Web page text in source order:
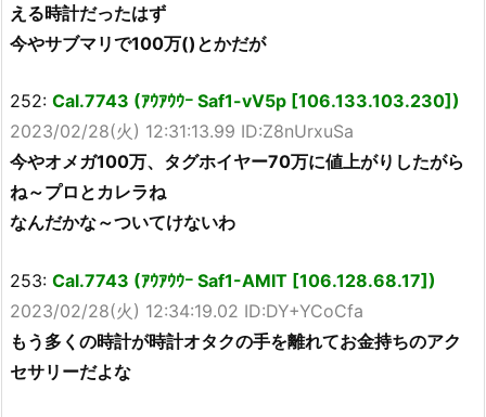
える時計だったはず
今やサブマリで100万()とかだが
252: Cal.7743 (ｱｳｱｳｳｰ Saf1-vV5p [106.133.103.230])
2023/02/28(火) 12:31:13.99 ID:Z8nUrxuSa
今やオメガ100万、タグホイヤー70万に値上がりしたがら
ね～プロとカレラね
なんだかな～ついてけないわ
253: Cal.7743 (ｱｳｱｳｳｰ Saf1-AMIT [106.128.68.17])
2023/02/28(火) 12:34:19.02 ID:DY+YCoCfa
もう多くの時計が時計オタクの手を離れてお金持ちのアク
セサリーだよな